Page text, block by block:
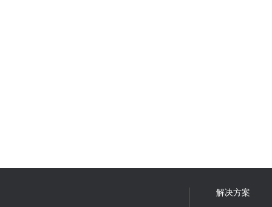
解决方案